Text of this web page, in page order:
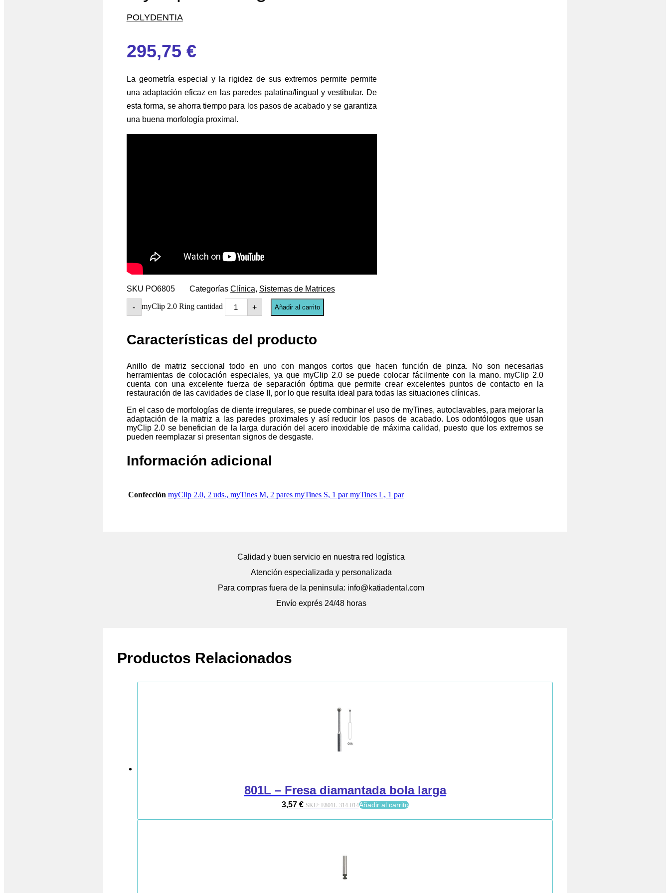
POLYDENTIA
295,75 €
La geometría especial y la rigidez de sus extremos permite permite
una adaptación eficaz en las paredes palatina/lingual y vestibular. De
esta forma, se ahorra tiempo para los pasos de acabado y se garantiza
una buena morfología proximal.
SKU PO6805 Categorías Clínica, Sistemas de Matrices
- myClip 2.0 Ring cantidad + Añadir al carrito
Características del producto
Anillo de matriz seccional todo en uno con mangos cortos que hacen función de pinza. No son necesarias
herramientas de colocación especiales, ya que myClip 2.0 se puede colocar fácilmente con la mano. myClip 2.0
cuenta con una excelente fuerza de separación óptima que permite crear excelentes puntos de contacto en la
restauración de las cavidades de clase II, por lo que resulta ideal para todas las situaciones clínicas.
En el caso de morfologías de diente irregulares, se puede combinar el uso de myTines, autoclavables, para mejorar la
adaptación de la matriz a las paredes proximales y así reducir los pasos de acabado. Los odontólogos que usan
myClip 2.0 se benefician de la larga duración del acero inoxidable de máxima calidad, puesto que los extremos se
pueden reemplazar si presentan signos de desgaste.
Información adicional
Confección myClip 2.0, 2 uds., myTines M, 2 pares myTines S, 1 par myTines L, 1 par
Calidad y buen servicio en nuestra red logística
Atención especializada y personalizada
Para compras fuera de la peninsula: info@katiadental.com
Envío exprés 24/48 horas
Productos Relacionados
801L – Fresa diamantada bola larga
3,57 € SKU: E801L-314-014Añadir al carrito